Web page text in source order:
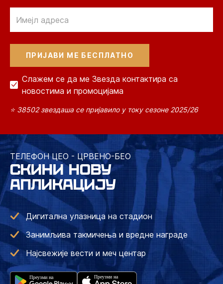
Слажем се да ме Звезда контактира са
новостима и промоцијама
⭐ 38502 звездаша се пријавило у току сезоне 2025/26
ТЕЛЕФОН ЦЕО - ЦРВЕНО-БЕО
СКИНИ НОВУ
АПЛИКАЦИЈУ
Дигитална улазница на стадион
Занимљива такмичења и вредне награде
Најсвежије вести и меч центар